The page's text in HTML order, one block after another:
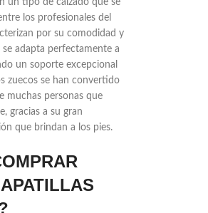
un tipo de calzado que se
los profesionales del
por su comodidad y
adapta perfectamente a
un soporte excepcional
zuecos se han convertido
muchas personas que
gracias a su gran
que brindan a los pies.